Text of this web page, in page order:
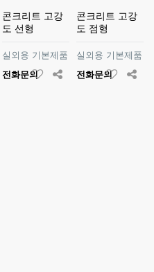
콘크리트 고강
도 선형
실외용 기본제품
전화문의
콘크리트 고강
도 점형
실외용 기본제품
전화문의